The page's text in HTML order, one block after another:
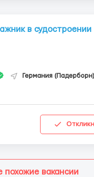
в судостроении
Германия (Падерборн)
похожие вакансии